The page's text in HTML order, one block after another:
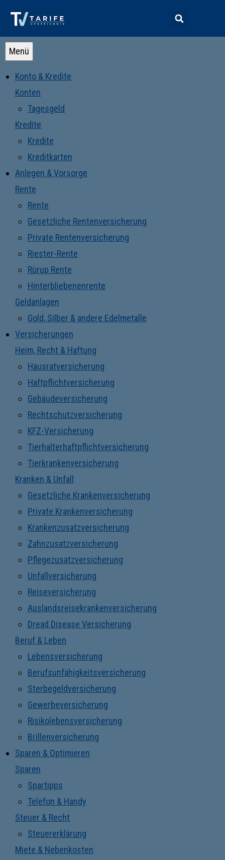
Menü
Konto & Kredite
Konten
Tagesgeld
Kredite
Kredite
Kreditkarten
Anlegen & Vorsorge
Rente
Rente
Gesetzliche Rentenversicherung
Private Rentenversicherung
Riester-Rente
Rürup Rente
Hinterbliebenenrente
Geldanlagen
Gold, Silber & andere Edelmetalle
Versicherungen
Heim, Recht & Haftung
Hausratversicherung
Haftpflichtversicherung
Gebäudeversicherung
Rechtschutzversicherung
KFZ-Versicherung
Tierhalterhaftpflichtversicherung
Tierkrankenversicherung
Kranken & Unfall
Gesetzliche Krankenversicherung
Private Krankenversicherung
Krankenzusatzversicherung
Zahnzusatzversicherung
Pflegezusatzversicherung
Unfallversicherung
Reiseversicherung
Auslandsreisekrankenversicherung
Dread Disease Versicherung
Beruf & Leben
Lebensversicherung
Berufsunfähigkeitsversicherung
Sterbegeldversicherung
Gewerbeversicherung
Risikolebensversicherung
Brillenversicherung
Sparen & Optimieren
Sparen
Spartipps
Telefon & Handy
Steuer & Recht
Steuererklärung
Miete & Nebenkosten